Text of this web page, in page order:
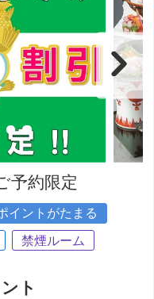
予約限定
イントがたまる
禁煙ルーム
ト